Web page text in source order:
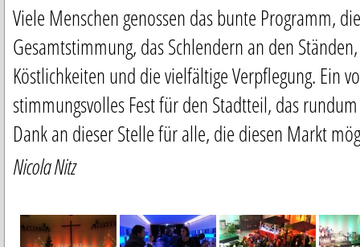
Viele Menschen genossen das bunte Programm,
Gesamtstimmung, das Schlendern an den
Köstlichkeiten und die vielfältige Verpflegung. Ein
stimmungsvolles Fest für den Stadtteil, das
Dank an dieser Stelle für alle, die diesen Markt
Nicola Nitz